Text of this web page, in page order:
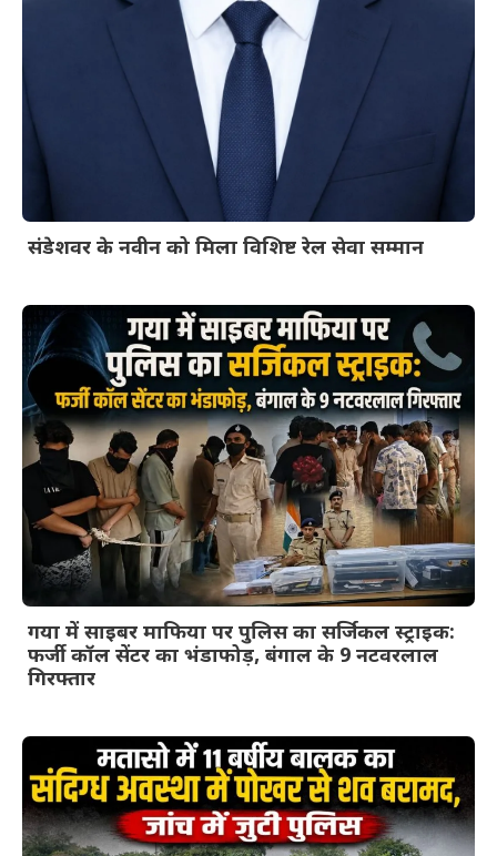
संडेशवर के नवीन को मिला विशिष्ट रेल सेवा सम्मान
गया में साइबर माफिया पर पुलिस का सर्जिकल स्ट्राइक:
फर्जी कॉल सेंटर का भंडाफोड़, बंगाल के 9 नटवरलाल
गिरफ्तार